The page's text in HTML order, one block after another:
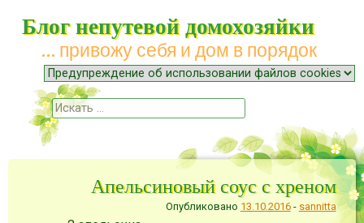
Блог непутевой домохозяйки
… привожу себя и дом в порядок
Меню
Наверх
Поиск
Апельсиновый соус с хреном
Опубликовано 13.10.2016- sannitta